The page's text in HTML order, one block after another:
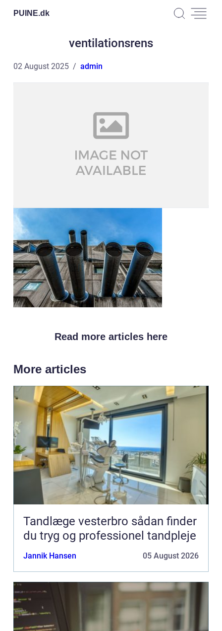
PUINE.dk
ventilationsrens
02 August 2025 admin
Read more articles here
More articles
Tandlæge vesterbro sådan finder
du tryg og professionel tandpleje
Jannik Hansen 05 August 2026